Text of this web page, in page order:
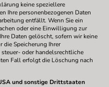
keine speziellere
Ihre personenbezogenen Daten
entfällt. Wenn Sie ein
oder eine Einwilligung zur
Daten gelöscht, sofern wir keine
die Speicherung Ihrer
steuer- oder handelsrechtliche
Fall erfolgt die Löschung nach
und sonstige Drittstaaten